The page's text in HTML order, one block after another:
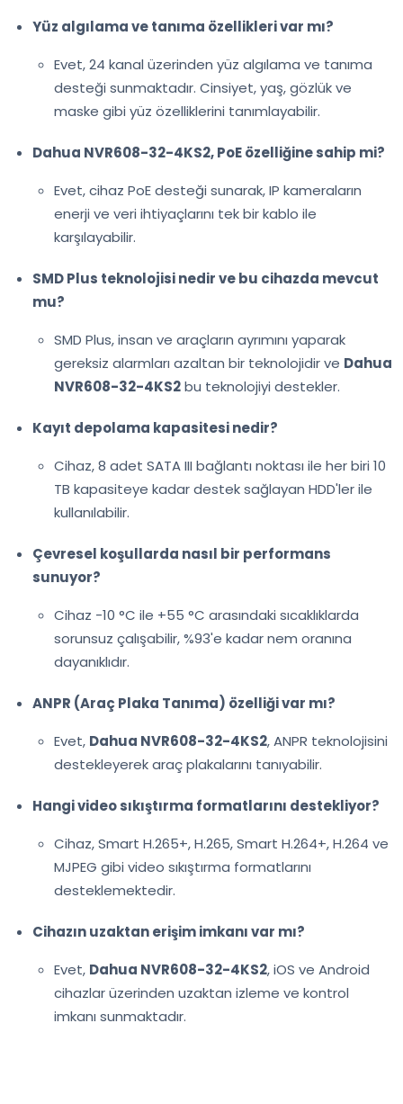
Yüz algılama ve tanıma özellikleri var mı?
Evet, 24 kanal üzerinden yüz algılama ve tanıma
desteği sunmaktadır. Cinsiyet, yaş, gözlük ve
maske gibi yüz özelliklerini tanımlayabilir.
Dahua NVR608-32-4KS2, PoE özelliğine sahip mi?
Evet, cihaz PoE desteği sunarak, IP kameraların
enerji ve veri ihtiyaçlarını tek bir kablo ile
karşılayabilir.
SMD Plus teknolojisi nedir ve bu cihazda mevcut
mu?
SMD Plus, insan ve araçların ayrımını yaparak
gereksiz alarmları azaltan bir teknolojidir ve Dahua
NVR608-32-4KS2bu teknolojiyi destekler.
Kayıt depolama kapasitesi nedir?
Cihaz, 8 adet SATA III bağlantı noktası ile her biri 10
TB kapasiteye kadar destek sağlayan HDD'ler ile
kullanılabilir.
Çevresel koşullarda nasıl bir performans
sunuyor?
Cihaz -10 °C ile +55 °C arasındaki sıcaklıklarda
sorunsuz çalışabilir, %93'e kadar nem oranına
dayanıklıdır.
ANPR (Araç Plaka Tanıma) özelliği var mı?
Evet, Dahua NVR608-32-4KS2, ANPR teknolojisini
destekleyerek araç plakalarını tanıyabilir.
Hangi video sıkıştırma formatlarını destekliyor?
Cihaz, Smart H.265+, H.265, Smart H.264+, H.264 ve
MJPEG gibi video sıkıştırma formatlarını
desteklemektedir.
Cihazın uzaktan erişim imkanı var mı?
Evet, Dahua NVR608-32-4KS2, iOS ve Android
cihazlar üzerinden uzaktan izleme ve kontrol
imkanı sunmaktadır.